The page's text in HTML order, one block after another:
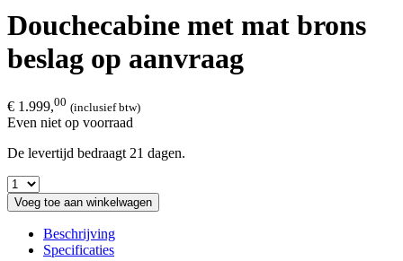
Douchecabine met mat brons
beslag op aanvraag
€ 1.999,00 (inclusief btw)
Even niet op voorraad
De levertijd bedraagt 21 dagen.
Voeg toe aan winkelwagen
Beschrijving
Specificaties